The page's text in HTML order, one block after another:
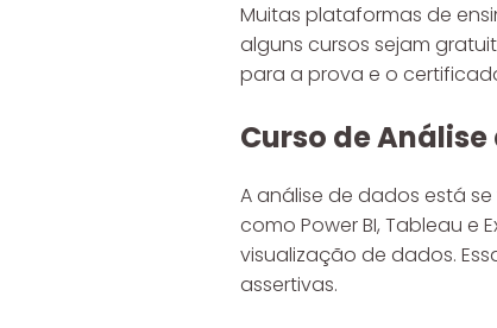
Muitas plataformas de
alguns cursos sejam
para a prova e o
Curso de
A análise de dados está
como Power BI, Tableau
visualização de dados.
assertivas.